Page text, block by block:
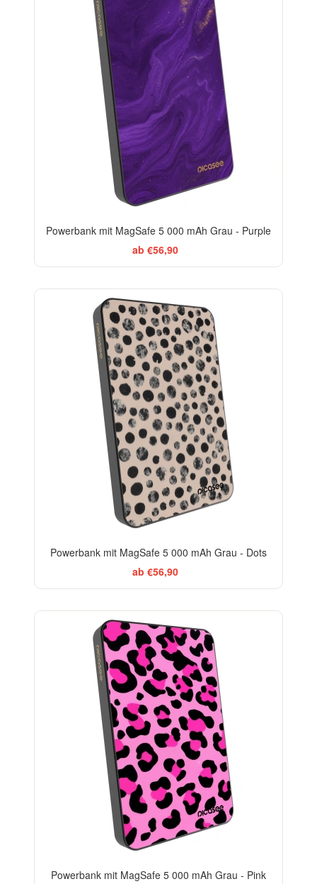
Powerbank mit MagSafe 5 000 mAh Grau - Purple
ab €56,90
Powerbank mit MagSafe 5 000 mAh Grau - Dots
ab €56,90
Powerbank mit MagSafe 5 000 mAh Grau - Pink